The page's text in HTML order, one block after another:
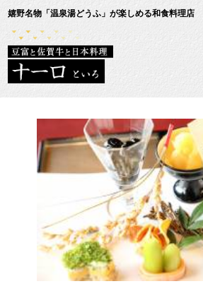
嬉野名物「温泉湯どうふ」が楽しめる和食料理店